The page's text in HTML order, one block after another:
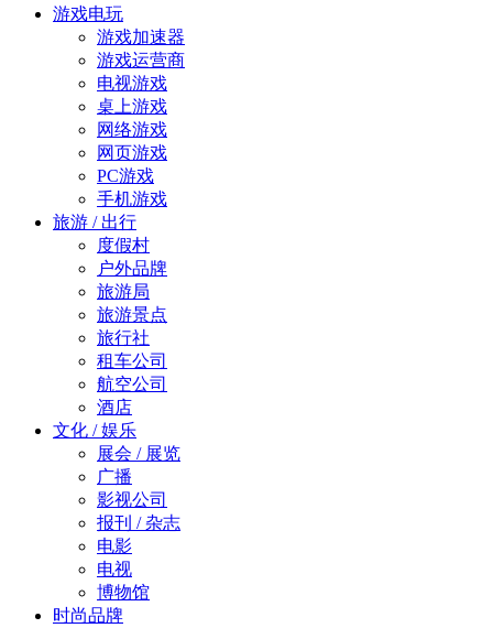
游戏电玩
游戏加速器
游戏运营商
电视游戏
桌上游戏
网络游戏
网页游戏
PC游戏
手机游戏
旅游 / 出行
度假村
户外品牌
旅游局
旅游景点
旅行社
租车公司
航空公司
酒店
文化 / 娱乐
展会 / 展览
广播
影视公司
报刊 / 杂志
电影
电视
博物馆
时尚品牌